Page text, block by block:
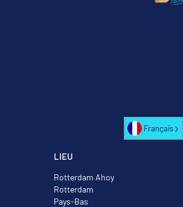
LIEU
Rotterdam Ahoy
Rotterdam
Pays-Bas
Français